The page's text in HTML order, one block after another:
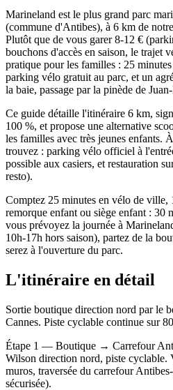
Marineland est le plus grand parc
(commune d'Antibes), à 6 km de
Plutôt que de vous garer 8-12 €
bouchons d'accès en saison, le trajet
pratique pour les familles : 25
parking vélo gratuit au parc, et un
la baie, passage par la pinède de
Ce guide détaille l'itinéraire 6 km,
100 %, et propose une alternative
les familles avec très jeunes enfants.
trouvez : parking vélo officiel à
possible aux casiers, et restauration
resto).
Comptez 25 minutes en vélo de
remorque enfant ou siège enfant : 30
vous prévoyez la journée à
10h-17h hors saison), partez de la
serez à l'ouverture du parc.
L'itinéraire en détail
Sortie boutique direction nord par le
Cannes. Piste cyclable continue sur
Étape 1 — Boutique → Carrefour
Wilson direction nord, piste cyclable.
muros, traversée du carrefour
sécurisée).